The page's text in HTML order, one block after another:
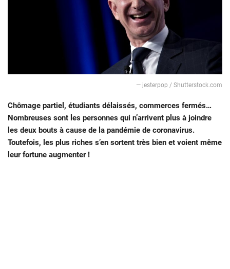
― jesterpop / Shutterstock.com
Chômage partiel, étudiants délaissés, commerces fermés…
Nombreuses sont les personnes qui n’arrivent plus à joindre
les deux bouts à cause de la pandémie de coronavirus.
Toutefois, les plus riches s’en sortent très bien et voient même
leur fortune augmenter !